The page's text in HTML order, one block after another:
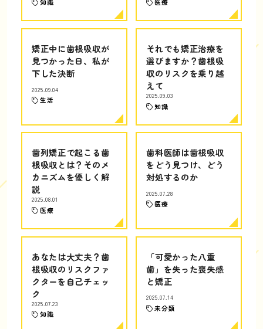
知識 医療
矯正中に歯根吸収が
見つかった日、私が
下した決断
2025.09.04
生活
それでも矯正治療を
選びますか？歯根吸
収のリスクを乗り越
えて
2025.09.03
知識
歯列矯正で起こる歯
根吸収とは？そのメ
カニズムを優しく解
説
2025.08.01
医療
歯科医師は歯根吸収
をどう見つけ、どう
対処するのか
2025.07.28
医療
あなたは大丈夫？歯
根吸収のリスクファ
クターを自己チェッ
ク
2025.07.23
知識
「可愛かった八重
歯」を失った喪失感
と矯正
2025.07.14
未分類